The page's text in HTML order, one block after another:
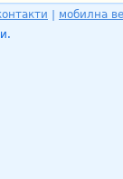
мобилна